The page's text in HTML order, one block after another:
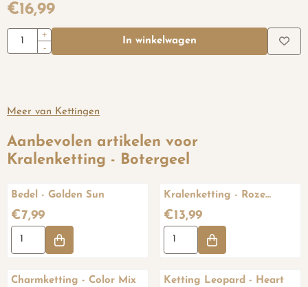
€16,99
Aantal
+
-
In winkelwagen
Meer van Kettingen
Aanbevolen artikelen voor
Kralenketting - Botergeel
Bedel - Golden Sun
Prijs: 7,99
€7,99
Aantal kiezen voor Bedel - Golden Sun
Kralenketting - Roze
Medium
Prijs: 13,99
€13,99
Aantal kiezen voor
Charmketting - Color Mix
Ketting Leopard - Heart